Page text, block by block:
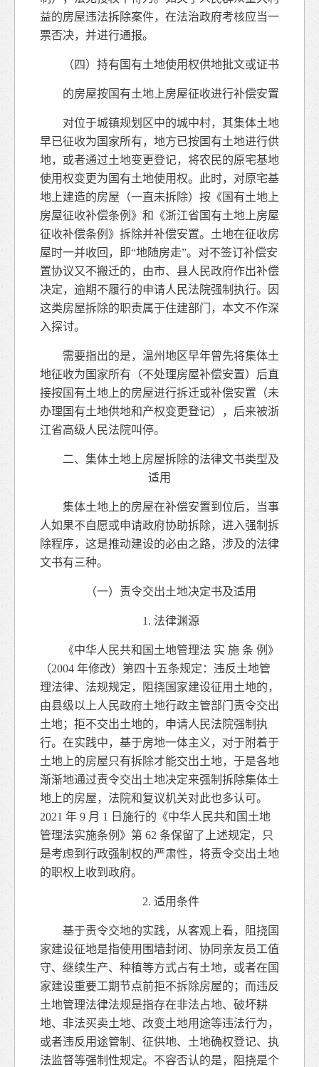
益的房屋违法拆除案件，在法治政府考核应当一
票否决，并进行通报。
（四）持有国有土地使用权供地批文或证书
的房屋按国有土地上房屋征收进行补偿安置
对位于城镇规划区中的城中村，其集体土地
早已征收为国家所有，地方已按国有土地进行供
地，或者通过土地变更登记，将农民的原宅基地
使用权变更为国有土地使用权。此时，对原宅基
地上建造的房屋（一直未拆除）按《国有土地上
房屋征收补偿条例》和《浙江省国有土地上房屋
征收补偿条例》拆除并补偿安置。土地在征收房
屋时一并收回，即“地随房走”。对不签订补偿安
置协议又不搬迁的，由市、县人民政府作出补偿
决定，逾期不履行的申请人民法院强制执行。因
这类房屋拆除的职责属于住建部门，本文不作深
入探讨。
需要指出的是，温州地区早年曾先将集体土
地征收为国家所有（不处理房屋补偿安置）后直
接按国有土地上的房屋进行拆迁或补偿安置（未
办理国有土地供地和产权变更登记），后来被浙
江省高级人民法院叫停。
二、集体土地上房屋拆除的法律文书类型及
适用
集体土地上的房屋在补偿安置到位后，当事
人如果不自愿或申请政府协助拆除，进入强制拆
除程序，这是推动建设的必由之路，涉及的法律
文书有三种。
（一）责令交出土地决定书及适用
1. 法律渊源
《中华人民共和国土地管理法 实 施 条 例》
（2004 年修改）第四十五条规定：违反土地管
理法律、法规规定，阻挠国家建设征用土地的，
由县级以上人民政府土地行政主管部门责令交出
土地；拒不交出土地的，申请人民法院强制执
行。在实践中，基于房地一体主义，对于附着于
土地上的房屋只有拆除才能交出土地，于是各地
渐渐地通过责令交出土地决定来强制拆除集体土
地上的房屋，法院和复议机关对此也多认可。
2021 年 9 月 1 日施行的《中华人民共和国土地
管理法实施条例》第 62 条保留了上述规定，只
是考虑到行政强制权的严肃性，将责令交出土地
的职权上收到政府。
2. 适用条件
基于责令交地的实践，从客观上看，阻挠国
家建设征地是指使用围墙封闭、协同亲友员工值
守、继续生产、种植等方式占有土地，或者在国
家建设重要工期节点前拒不拆除房屋的；而违反
土地管理法律法规是指存在非法占地、破坏耕
地、非法买卖土地、改变土地用途等违法行为，
或者违反用途管制、征供地、土地确权登记、执
法监督等强制性规定。不容否认的是，阻挠是个